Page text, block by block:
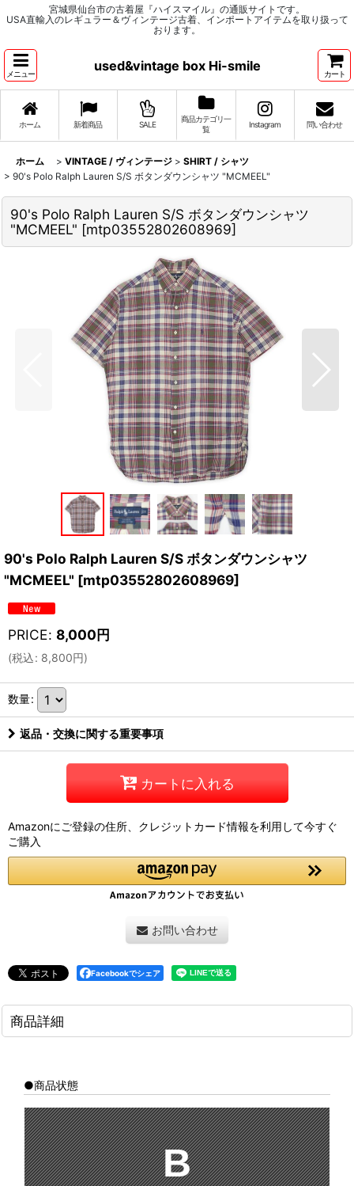
宮城県仙台市の古着屋『ハイスマイル』の通販サイトです。
USA直輸入のレギュラー＆ヴィンテージ古着、インポートアイテムを取り扱って
おります。
メニュー
used&vintage box Hi-smile
カート
ホーム 新着商品 SALE
商品カテゴリ一
覧
Instagram 問い合わせ
ホーム > VINTAGE / ヴィンテージ > SHIRT / シャツ
> 90's Polo Ralph Lauren S/S ボタンダウンシャツ "MCMEEL"
90's Polo Ralph Lauren S/S ボタンダウンシャツ
"MCMEEL" [mtp03552802608969]
90's Polo Ralph Lauren S/S ボタンダウンシャツ
"MCMEEL" [mtp03552802608969]
PRICE: 8,000円
(税込: 8,800円)
数量:
返品・交換に関する重要事項
カートに入れる
Amazonにご登録の住所、クレジットカード情報を利用して今すぐ
ご購入
お問い合わせ
Facebookでシェア
商品詳細
●商品状態
B